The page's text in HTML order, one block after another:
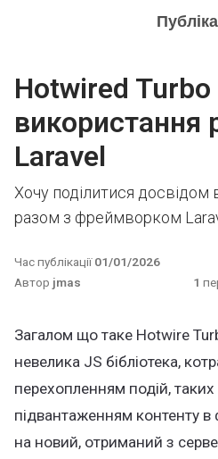
Hotwired Turbo
використання
Laravel
Хочу поділитися досвідом
разом з фреймворком
Час публікації01/01/2026
Автор jmas 1
Загалом що таке Hotwire
невелика JS бібліотека,
перехопленням подій,
підвантаженням контенту в
на новий, отриманий з